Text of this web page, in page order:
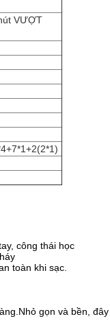
VƯỢT
công thái học
toàn khi sạc.
gọn và bền,